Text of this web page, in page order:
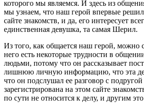
которого мы являемся. И здесь из
мы узнаем, что наш герой впервые решил
сайте знакомств, и да, его интересует
единственная девушка, та самая Шерил.
Из того, как общается наш герой, можно
него есть некоторые трудности в
людьми, потому что он рассказывает
лишнюю личную информацию, что эта
что он подслушал ее разговор с
зарегистрирована на этом сайте
по сути не относится к делу, и другим